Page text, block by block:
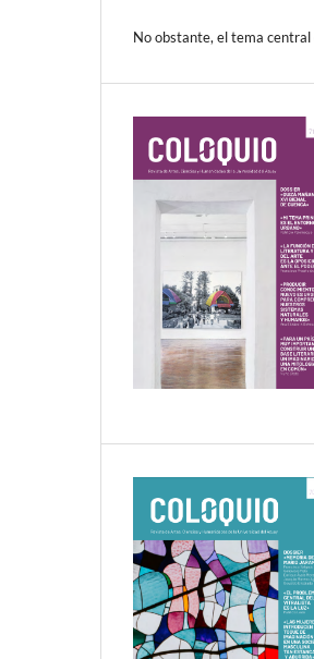
No obstante, el tema central